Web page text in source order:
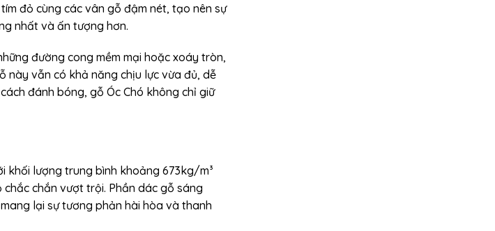
đỏ cùng các vân gỗ đậm nét, tạo nên sự
nhất và ấn tượng hơn.
đường cong mềm mại hoặc xoáy tròn,
vẫn có khả năng chịu lực vừa đủ, dễ
đánh bóng, gỗ Óc Chó không chỉ giữ
khối lượng trung bình khoảng 673kg/m³
chắn vượt trội. Phần dác gỗ sáng
lại sự tương phản hài hòa và thanh